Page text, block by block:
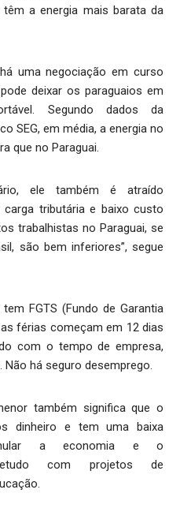
a energia mais barata da
uma negociação em curso
deixar os paraguaios em
Segundo dados da
SEG, em média, a energia no
que no Paraguai.
ele também é atraído
carga tributária e baixo custo
trabalhistas no Paraguai, se
são bem inferiores”, segue
FGTS (Fundo de Garantia
férias começam em 12 dias
com o tempo de empresa,
Não há seguro desemprego.
também significa que o
dinheiro e tem uma baixa
a economia e o
com projetos de